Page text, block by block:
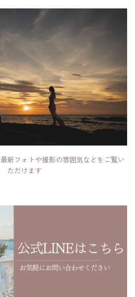
新フォトや撮影の雰囲気などをご覧い
ただけます